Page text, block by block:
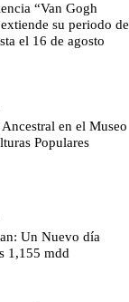
“Van Gogh
su periodo de
el 16 de agosto
Ancestral en el Museo
Populares
Un Nuevo día
1,155 mdd